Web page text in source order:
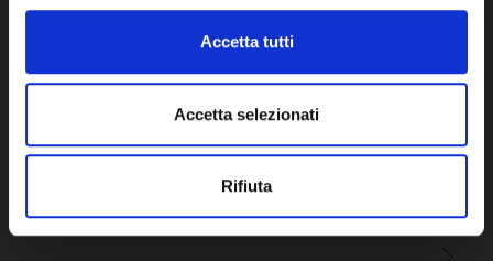
Accetta tutti
Accetta selezionati
Rifiuta